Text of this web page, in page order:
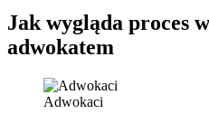
Jak wygląda proces
adwokatem
Adwokaci